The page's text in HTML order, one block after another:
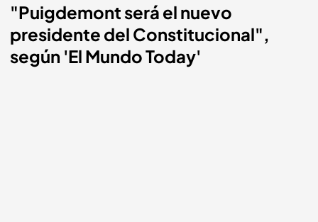
"Puigdemont será el nuevo
presidente del Constitucional",
según 'El Mundo Today'